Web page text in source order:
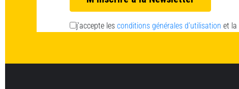
j’accepte les conditions générales d’utilisation et la